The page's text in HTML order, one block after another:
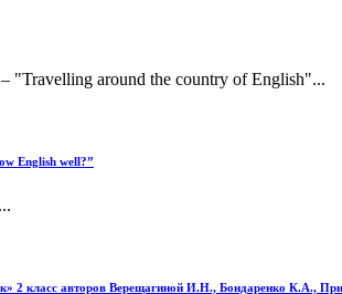
"Travelling around the country of English"...
English well?”
2 класс авторов Верещагиной И.Н., Бондаренко К.А.,